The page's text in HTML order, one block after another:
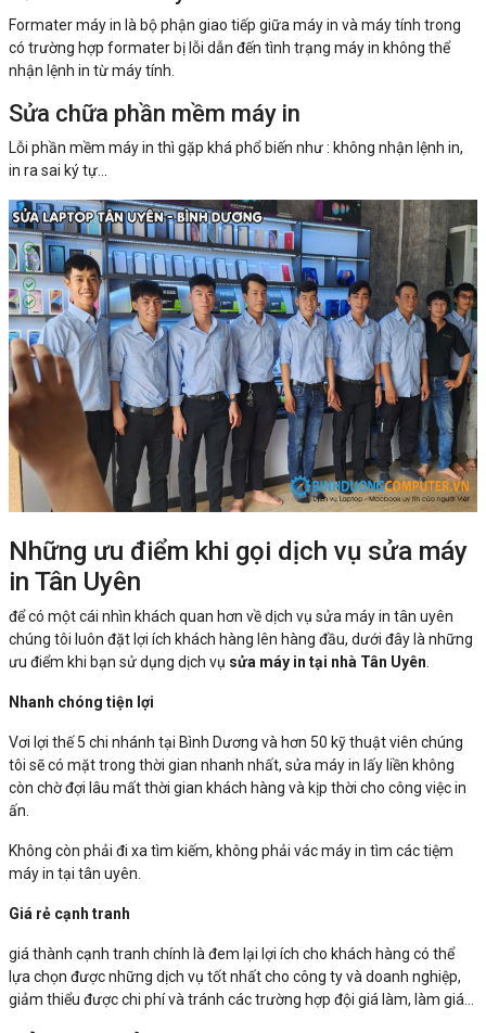
Formater máy in là bộ phận giao tiếp giữa máy in và máy tính trong
có trường hợp formater bị lỗi dẫn đến tình trạng máy in không thể
nhận lệnh in từ máy tính.
Sửa chữa phần mềm máy in
Lỗi phần mềm máy in thì gặp khá phổ biến như : không nhận lệnh in,
in ra sai ký tự...
Những ưu điểm khi gọi dịch vụ sửa máy
in Tân Uyên
để có một cái nhìn khách quan hơn về dịch vụ sửa máy in tân uyên
chúng tôi luôn đặt lợi ích khách hàng lên hàng đầu, dưới đây là những
ưu điểm khi bạn sử dụng dịch vụ sửa máy in tại nhà Tân Uyên
Nhanh chóng tiện lợi
Vơi lợi thế 5 chi nhánh tại Bình Dương và hơn 50 kỹ thuật viên chúng
tôi sẽ có mặt trong thời gian nhanh nhất, sửa máy in lấy liền không
còn chờ đợi lâu mất thời gian khách hàng và kịp thời cho công việc in
ấn.
Không còn phải đi xa tìm kiếm, không phải vác máy in tìm các tiệm
máy in tại tân uyên.
Giá rẻ cạnh tranh
giá thành cạnh tranh chính là đem lại lợi ích cho khách hàng có thể
lựa chọn được những dịch vụ tốt nhất cho công ty và doanh nghiệp,
giảm thiểu được chi phí và tránh các trường hợp đội giá làm, làm giá...